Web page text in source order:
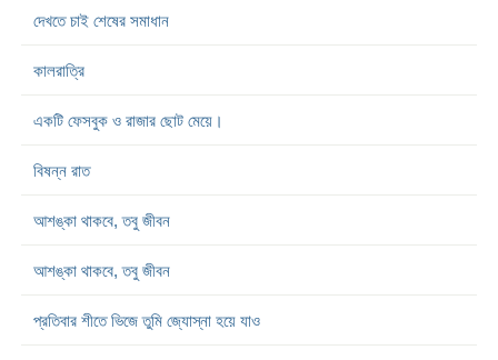
দেখতে চাই শেষের সমাধান
কালরাত্রি
একটি ফেসবুক ও রাজার ছোট মেয়ে।
বিষন্ন রাত
আশঙ্কা থাকবে, তবু জীবন
আশঙ্কা থাকবে, তবু জীবন
প্রতিবার শীতে ভিজে তুমি জ্যোস্না হয়ে যাও